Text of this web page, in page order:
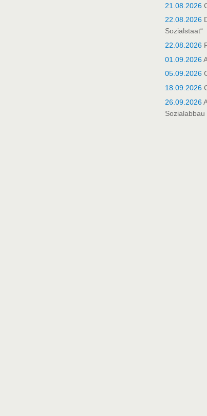
21.08.2026
22.08.2026
Sozialstaat“
22.08.2026
01.09.2026
05.09.2026
18.09.2026
26.09.2026
Sozialabbau